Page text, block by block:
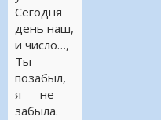
Сегодня
день наш,
и число…,
Ты
позабыл,
я — не
забыла.